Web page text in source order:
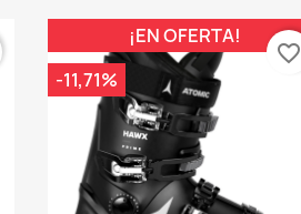
¡EN OFERTA!
-11,71%
favorite_border